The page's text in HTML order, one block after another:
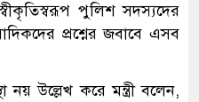
পুলিশ সদস্যদের
প্রশ্নের জবাবে এসব
উল্লেখ করে মন্ত্রী বলেন,